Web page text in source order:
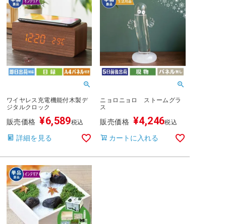
ワイヤレス充電機能付木製デ
ジタルクロック
販売価格 ¥6,589税込
詳細を見る
ニョロニョロ ストームグラ
ス
販売価格 ¥4,246税込
カートに入れる